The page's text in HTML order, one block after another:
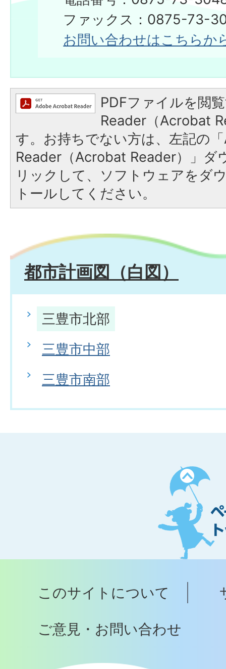
ファックス：0875-73-
お問い合わせはこちらか
PDFファイルを閲
Reader（Acrobat
す。お持ちでない方は、左記の
Reader（Acrobat Reader）」ダ
リックして、ソフトウェアをダ
トールしてください。
都市計画図（白図）
三豊市北部
三豊市中部
三豊市南部
ペ
ー
ジ
ト
ッ
へ
このサイトについて
ご意見・お問い合わせ